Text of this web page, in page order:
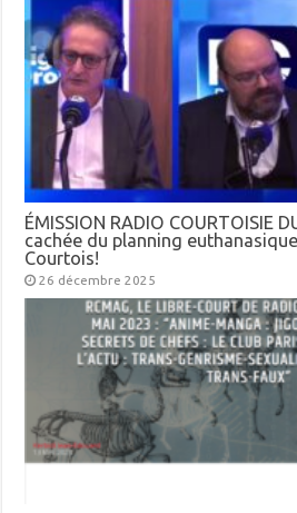
ÉMISSION RADIO COURTOISIE
cachée du planning
Courtois!
26 décembre 2025